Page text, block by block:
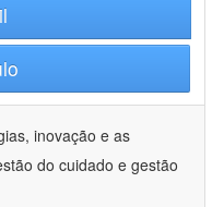
inovação e as
do cuidado e gestão